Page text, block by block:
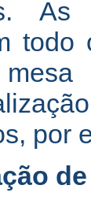
As
todo
por